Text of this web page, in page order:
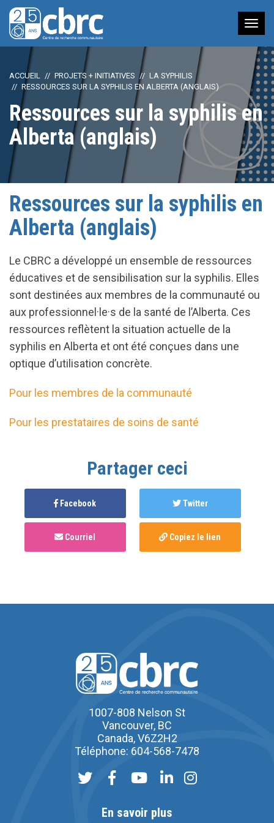
à
ACCUEIL PROJETS + INITIATIVES
LA SYPHILIS
RESSOURCES SUR LA SYPHILIS EN ALBERTA (ANGLAIS)
Ressources sur la syphilis en
Alberta (anglais)
Ressources sur la syphilis en
Alberta (anglais)
Le CBRC a développé un ensemble de ressources
éducatives et de sensibilisation sur la syphilis. Elles
sont destinées aux membres de la communauté ou
aux professionnel·le·s de la santé de l’Alberta. Ces
ressources reflètent la situation actuelle de la
syphilis en Alberta et ont été conçues dans une
optique d’utilisation concrète.
Pour les membres de la communauté
Pour les prestataires de soins de santé
Partager ceci
Facebook Twitter
Courriel Copiez le lien
1007-808 Nelson St
Vancouver, BC
Canada, V6Z2H2
Téléphone: 604-568-7478
En savoir plus